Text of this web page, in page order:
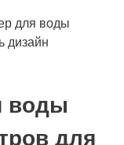
для воды
дизайн
воды
для